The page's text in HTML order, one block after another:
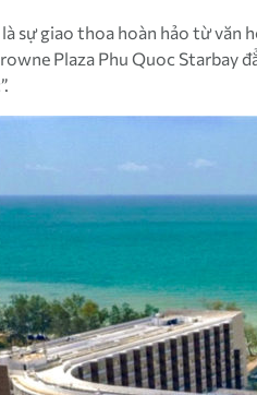
giao thoa hoàn hảo từ văn
Plaza Phu Quoc